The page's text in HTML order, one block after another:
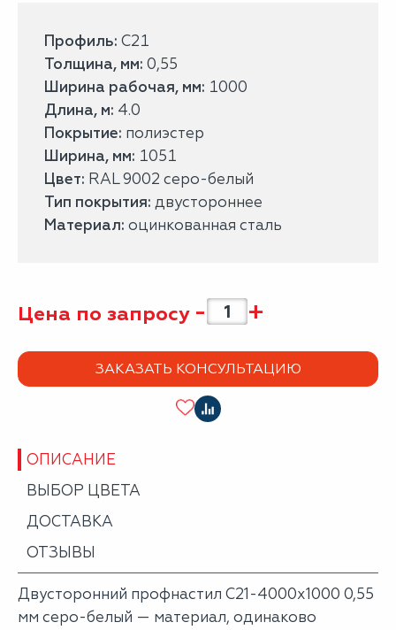
Профиль: С21
Толщина, мм: 0,55
Ширина рабочая, мм: 1000
Длина, м: 4.0
Покрытие: полиэстер
Ширина, мм: 1051
Цвет: RAL 9002 серо-белый
Тип покрытия: двустороннее
Материал: оцинкованная сталь
Цена по запросу - +
ЗАКАЗАТЬ КОНСУЛЬТАЦИЮ
ОПИСАНИЕ
ВЫБОР ЦВЕТА
ДОСТАВКА
ОТЗЫВЫ
Двусторонний профнастил С21-4000х1000 0,55
мм серо-белый — материал, одинаково